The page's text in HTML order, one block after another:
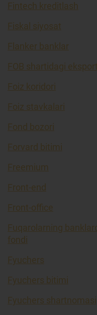
Fintech kreditlash
Fiskal siyosat
Flanker banklar
FOB shartidagi eksport
Foiz koridori
Foiz stavkalari
Fond bozori
Forvard bitimi
Freemium
Front-end
Front-office
Fuqarolarning
fondi
Fyuchers
Fyuchers bitimi
Fyuchers shartnomasi